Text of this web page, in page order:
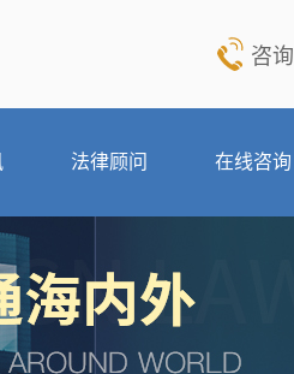
咨
法律顾问 在线咨询